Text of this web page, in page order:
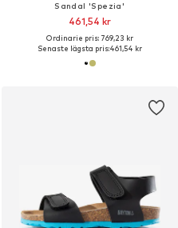
Sandal 'Spezia'
461,54 kr
Ordinarie pris: 769,23 kr
Senaste lägsta pris:461,54 kr